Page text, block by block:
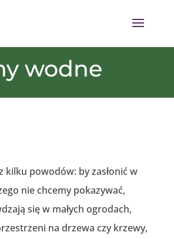
wodne
kilku powodów: by zasłonić w
nie chcemy pokazywać,
się w małych ogrodach,
na drzewa czy krzewy,